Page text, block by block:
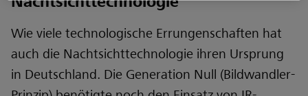
Wie viele technologische Errungenschaften hat
auch die Nachtsichttechnologie ihren Ursprung
in Deutschland. Die Generation Null (Bildwandler-